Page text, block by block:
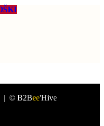
| © B2Bee'Hive